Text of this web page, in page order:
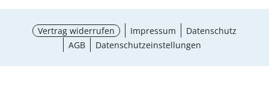
Vertrag widerrufen Impressum
Datenschutz
AGB
Datenschutzeinstellungen